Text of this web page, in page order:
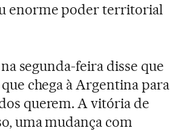
enorme poder territorial
segunda-feira disse que
chega à Argentina para
querem. A vitória de
uma mudança com